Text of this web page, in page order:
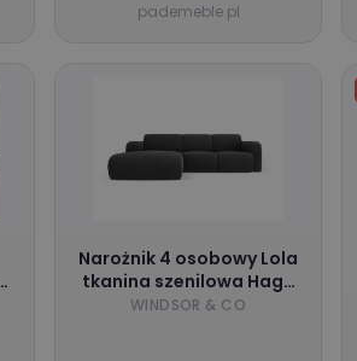
pademeble.pl
Narożnik 4 osobowy Lola
tkanina szenilowa Haga
Windsor & Co : Wybierz
WINDSOR & CO